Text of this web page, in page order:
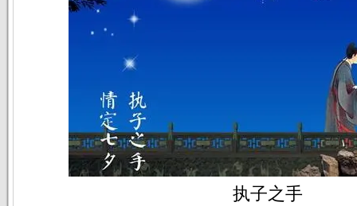
执子之手